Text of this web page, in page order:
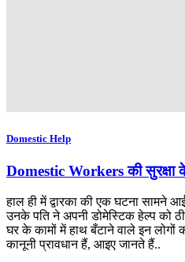
Domestic Help
Domestic Workers की सुरक्षा
हाल ही में द्वारका की एक घटना सामने
उनके पति ने अपनी डोमेस्टिक हेल्प को
घर के कामों में हाथ बँटाने वाले इन लोगों
कानूनी प्रावधान हैं, आइए जानते हैं..